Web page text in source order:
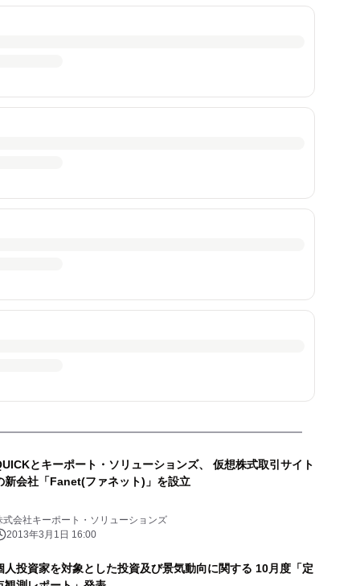
とキーポート・ソリューションズ、 仮想株式取引サイト
新会社「Fanet(ファネット)」を設立
式会社キーポート・ソリューションズ
2013年3月1日 16:00
人投資家を対象とした投資及び景気動向に関する 10月度「定